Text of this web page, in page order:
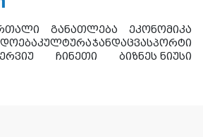
განათლება
ეკონომიკა
კულტურაჯანდაცვასპორტი
ჩინეთი ბიზნეს ნიუსი